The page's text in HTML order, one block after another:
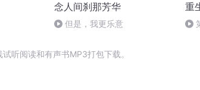
念人间刹那芳华
但是，我更乐意
重
听阅读和有声书MP3打包下载。